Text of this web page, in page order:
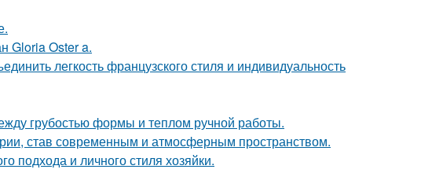
Gloria Oster a.
легкость французского стиля и индивидуальность
грубостью формы и теплом ручной работы.
став современным и атмосферным пространством.
подхода и личного стиля хозяйки.